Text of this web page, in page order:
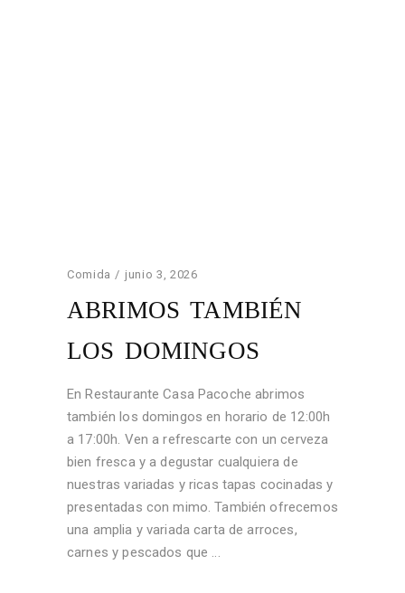
Comida junio 3, 2026
ABRIMOS TAMBIÉN
LOS DOMINGOS
En Restaurante Casa Pacoche abrimos
también los domingos en horario de 12:00h
a 17:00h. Ven a refrescarte con un cerveza
bien fresca y a degustar cualquiera de
nuestras variadas y ricas tapas cocinadas y
presentadas con mimo. También ofrecemos
una amplia y variada carta de arroces,
carnes y pescados que